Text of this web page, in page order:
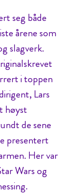
seg både
årene som
slagverk.
i toppen
Lars
høyst
de sene
presentert
Her var
Wars og